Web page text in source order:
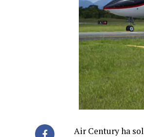
Air Century ha